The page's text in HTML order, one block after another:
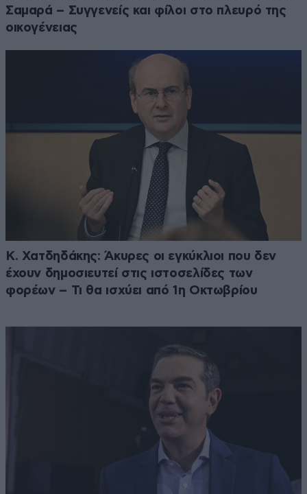
Σαμαρά – Συγγενείς και φίλοι στο πλευρό της
οικογένειας
Κ. Χατδηδάκης: Άκυρες οι εγκύκλιοι που δεν
έχουν δημοσιευτεί στις ιστοσελίδες των
φορέων – Τι θα ισχύει από 1η Οκτωβρίου